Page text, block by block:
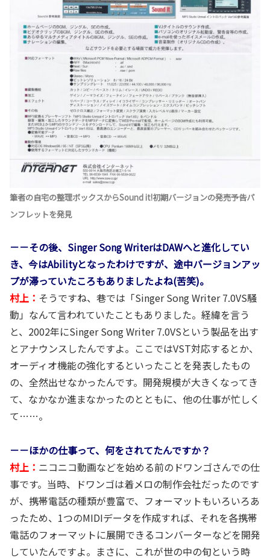
筆者の自宅の整理ボックスからSound it!初期バージョンの発売予告パ
ンフレットを発見
－－その後、Singer Song WriterはDAWへと進化してい
き、今はAbilityとなったわけですが、途中バージョンアッ
プが滞っていたころもありましたよね(苦笑)。
村上： そうですね、巷では「Singer Song Writer 7.0VS騒
動」なんて言われていたこともありました。経緯を言う
と、2002年にSinger Song Writer 7.0VSという製品を出す
とアナウンスしたんですよ。ここではVST対応するとか、
オーディオ機能の強化するといったことを発表したもの
の、全然出せなかったんです。開発規模が大きくなってき
て、なかなか進まなかったのとともに、他の仕事が忙しく
て……。
－－ほかの仕事って、何をされてたんですか？
村上： ニコニコ動画などを始める前のドワンゴさんでの仕
事です。当時、ドワンゴは着メロの制作会社だったのです
が、携帯電話の種類が豊富で、フォーマットもいろいろあ
ったため、1つのMIDIデータを作成すれば、それを各携帯
電話のフォーマットに展開できるコンバーターなどを開発
していたんですよ。まさに、これが世の中の旬という時